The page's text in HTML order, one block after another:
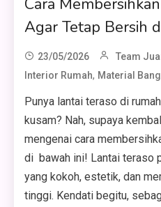
Cara
Agar Tetap Bersih
23/05/2026 Team
Interior Rumah, Material
Punya lantai teraso di
kusam? Nah, supaya
mengenai cara
di bawah ini! Lantai teraso
yang kokoh, estetik, dan
tinggi. Kendati begitu,